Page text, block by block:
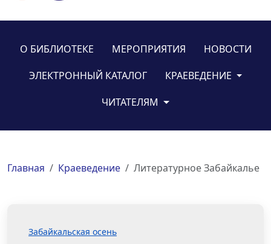
О БИБЛИОТЕКЕ МЕРОПРИЯТИЯ
НОВОСТИ
ЭЛЕКТРОННЫЙ КАТАЛОГ
КРАЕВЕДЕНИЕ
ЧИТАТЕЛЯМ
Главная Краеведение Литературное Забайкалье
Забайкальская осень